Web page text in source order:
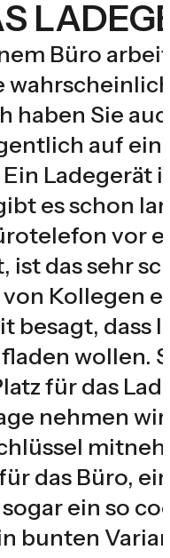
Büro
haben Sie
auf
Ladegerät
es schon
vor
ist das sehr
Kollegen
besagt, dass
wollen.
für das
nehmen
das Büro,
ein so
bunten